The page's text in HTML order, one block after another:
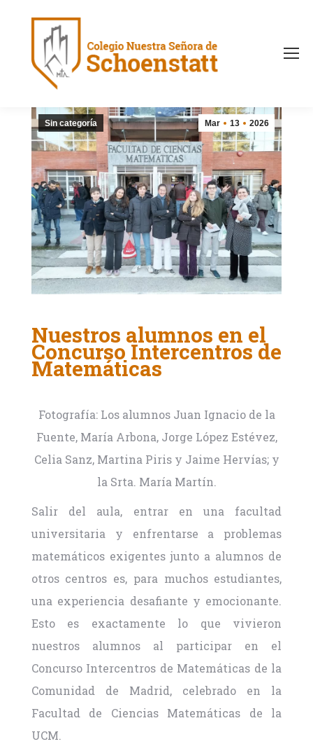
Mar 13 2026
Sin categoría
Nuestros alumnos en el
Concurso Intercentros de
Matemáticas
Fotografía: Los alumnos Juan Ignacio de la
Fuente, María Arbona, Jorge López Estévez,
Celia Sanz, Martina Piris y Jaime Hervías; y
la Srta. María Martín.
Salir del aula, entrar en una facultad
universitaria y enfrentarse a problemas
matemáticos exigentes junto a alumnos de
otros centros es, para muchos estudiantes,
una experiencia desafiante y emocionante.
Esto es exactamente lo que vivieron
nuestros alumnos al participar en el
Concurso Intercentros de Matemáticas de la
Comunidad de Madrid, celebrado en la
Facultad de Ciencias Matemáticas de la
UCM.